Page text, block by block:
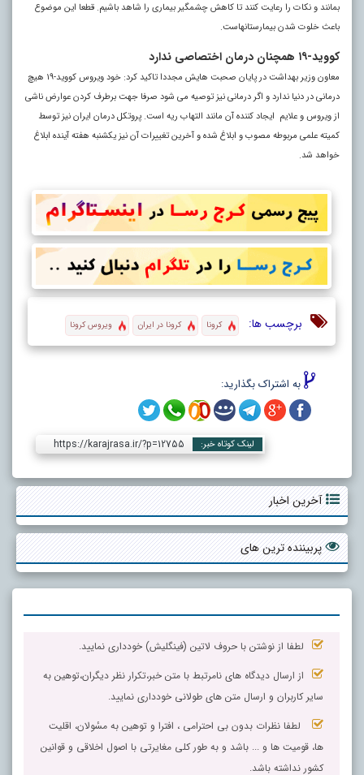
بمانند و نکات را رعایت کنند تا کاهش چشمگیر بیماری را شاهد باشیم. قطعا این موضوع
باعث خلوت شدن بیمارستانهاست.
کووید-۱۹ همچنان درمان اختصاصی ندارد
معاون وزیر بهداشت در پایان صحبت هایش مجددا تاکید کرد: خود ویروس کووید-۱۹ هیچ
درمانی در دنیا ندارد و اگر درمانی نیز توصیه می شود صرفا جهت برطرف کردن عوارض ناشی
از ویروس و علایم ایجاد کننده آن مانند التهاب ریه است. پروتکل درمان ایران نیز توسط
کمیته علمی مربوطه مصوب و ابلاغ شده و آخرین تغییرات آن نیز یکشنبه هفته آینده ابلاغ
خواهد شد.
برچسب ها: کرونا کرونا در ایران ویروس کرونا
به اشتراک بگذارید:
لینک کوتاه خبر: https://karajrasa.ir/?p=12755
آخرین اخبار
پربیننده ترین های
لطفا از نوشتن با حروف لاتین (فینگلیش) خودداری نمایید.
از ارسال دیدگاه های نامرتبط با متن خبر،تکرار نظر دیگران،توهین به
سایر کاربران و ارسال متن های طولانی خودداری نمایید.
لطفا نظرات بدون بی احترامی ، افترا و توهین به مسٔولان، اقلیت
ها، قومیت ها و ... باشد و به طور کلی مغایرتی با اصول اخلاقی و قوانین
کشور نداشته باشد.